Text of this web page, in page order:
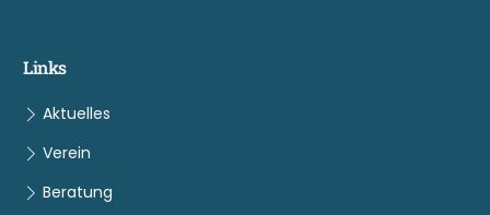
Links
Aktuelles
Verein
Beratung